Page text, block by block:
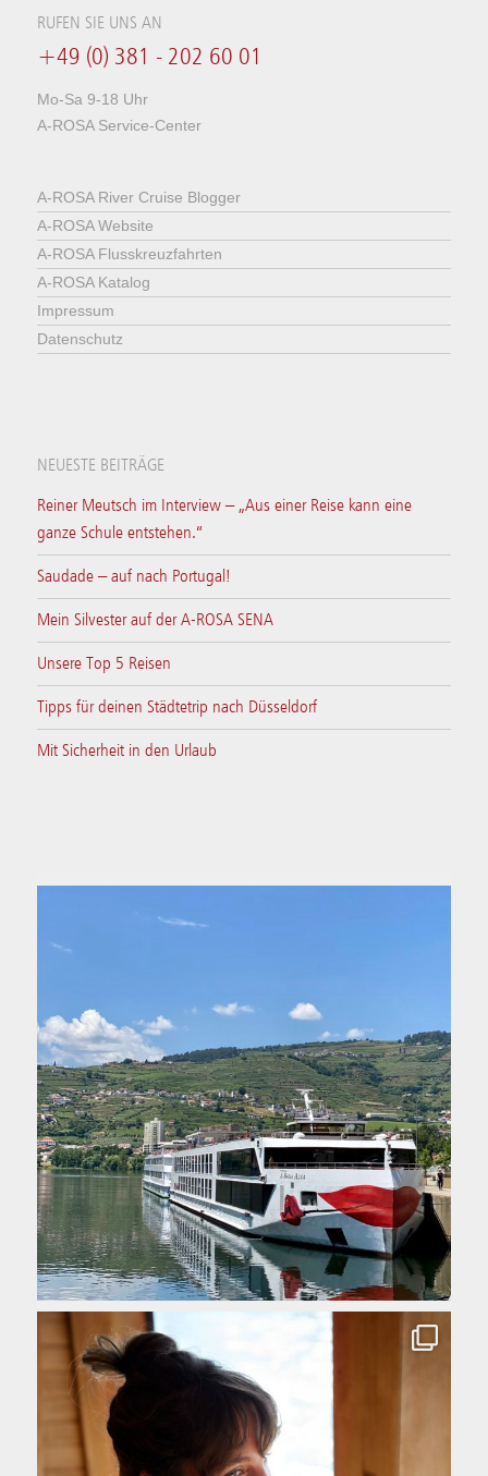
RUFEN SIE UNS AN
+49 (0) 381 - 202 60 01
Mo-Sa 9-18 Uhr
A-ROSA Service-Center
A-ROSA River Cruise Blogger
A-ROSA Website
A-ROSA Flusskreuzfahrten
A-ROSA Katalog
Impressum
Datenschutz
NEUESTE BEITRÄGE
Reiner Meutsch im Interview – „Aus einer Reise kann eine
ganze Schule entstehen.“
Saudade – auf nach Portugal!
Mein Silvester auf der A-ROSA SENA
Unsere Top 5 Reisen
Tipps für deinen Städtetrip nach Düsseldorf
Mit Sicherheit in den Urlaub